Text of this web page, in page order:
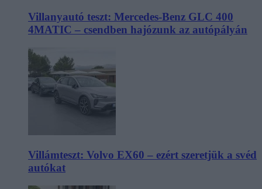
Villanyautó teszt: Mercedes-Benz GLC 400
4MATIC – csendben hajózunk az autópályán
Villámteszt: Volvo EX60 – ezért szeretjük a svéd
autókat